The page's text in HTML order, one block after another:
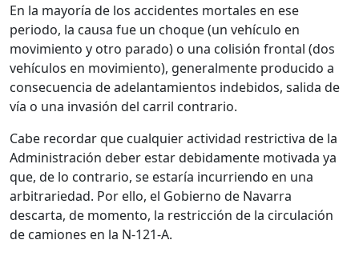
En la mayoría de los accidentes mortales en ese
periodo, la causa fue un choque (un vehículo en
movimiento y otro parado) o una colisión frontal (dos
vehículos en movimiento), generalmente producido a
consecuencia de adelantamientos indebidos, salida de
vía o una invasión del carril contrario.
Cabe recordar que cualquier actividad restrictiva de la
Administración deber estar debidamente motivada ya
que, de lo contrario, se estaría incurriendo en una
arbitrariedad. Por ello, el Gobierno de Navarra
descarta, de momento, la restricción de la circulación
de camiones en la N-121-A.